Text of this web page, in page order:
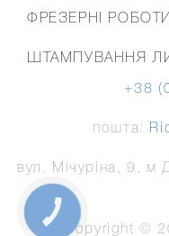
ФРЕЗЕРНІ РОБОТИ
ШТАМПУВАННЯ
+38
пошта:
вул. Мічуріна, 9, м
Copyright ©
КНОПКА
СВЯЗИ